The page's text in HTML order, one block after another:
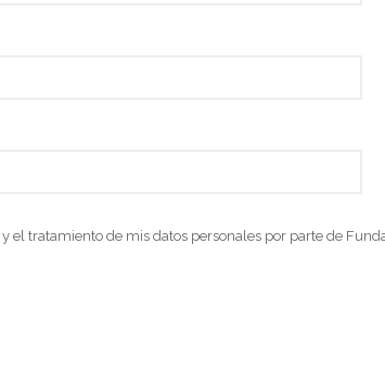
y el tratamiento de mis datos personales por parte de